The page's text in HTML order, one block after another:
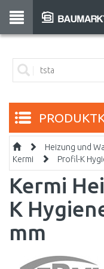
Heizung und
Kermi
Profil-K
Kermi
K
mm